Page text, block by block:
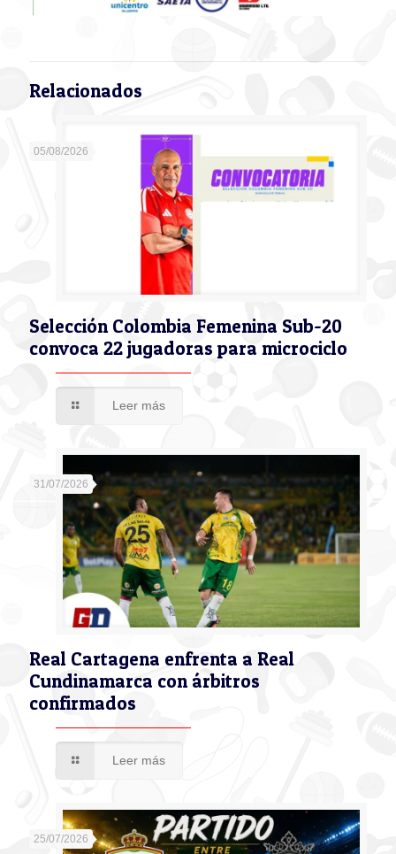
Relacionados
05/08/2026
Selección Colombia Femenina Sub-20
convoca 22 jugadoras para microciclo
Leer más
31/07/2026
Real Cartagena enfrenta a Real
Cundinamarca con árbitros
confirmados
Leer más
25/07/2026